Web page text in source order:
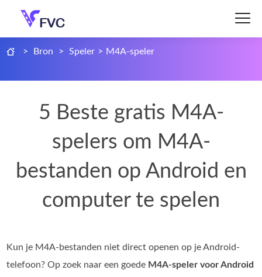
> Bron > Speler > M4A-speler
5 Beste gratis M4A-
spelers om M4A-
bestanden op Android en
computer te spelen
Kun je M4A-bestanden niet direct openen op je Android-
telefoon? Op zoek naar een goede M4A‑speler voor Android